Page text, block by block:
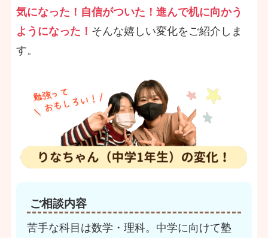
気になった！自信がついた！進んで机に向かう
ようになった！ そんな嬉しい変化をご紹介しま
す。
ご相談内容
苦手な科目は数学・理科。中学に向けて塾